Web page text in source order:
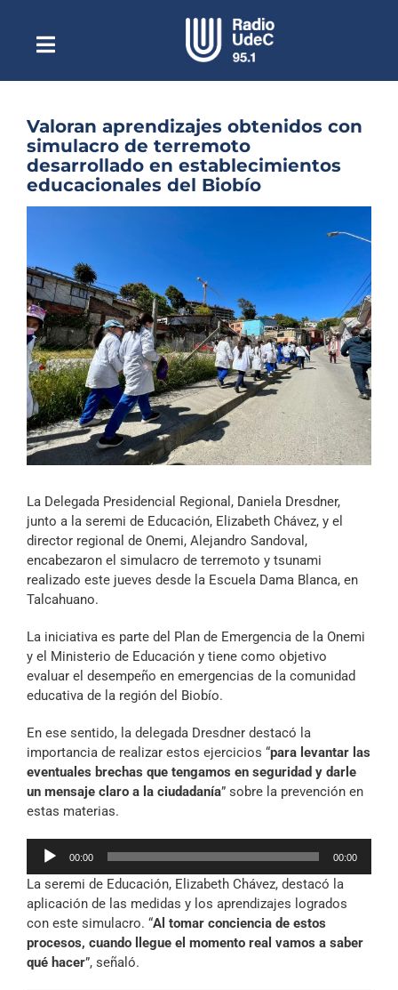
contenidoToggle
NavigationEscuchar Radio UdeC en vivo
Quiénes Somos
Programación
Podcast
Columnas
Música Clásica
Especiales
Archivo Sonoro
Valoran aprendizajes obtenidos con
simulacro de terremoto
desarrollado en establecimientos
educacionales del Biobío
grande
La Delegada Presidencial Regional, Daniela Dresdner,
junto a la seremi de Educación, Elizabeth Chávez, y el
director regional de Onemi, Alejandro Sandoval,
encabezaron el simulacro de terremoto y tsunami
realizado este jueves desde la Escuela Dama Blanca, en
Talcahuano.
La iniciativa es parte del Plan de Emergencia de la Onemi
y el Ministerio de Educación y tiene como objetivo
evaluar el desempeño en emergencias de la comunidad
educativa de la región del Biobío.
En ese sentido, la delegada Dresdner destacó la
importancia de realizar estos ejercicios “para levantar las
eventuales brechas que tengamos en seguridad y darle
un mensaje claro a la ciudadanía” sobre la prevención en
estas materias.
Reproductor
audio
00:00 00:00
La seremi de Educación, Elizabeth Chávez, destacó la
aplicación de las medidas y los aprendizajes logrados
con este simulacro. “Al tomar conciencia de estos
procesos, cuando llegue el momento real vamos a saber
qué hacer”, señaló.